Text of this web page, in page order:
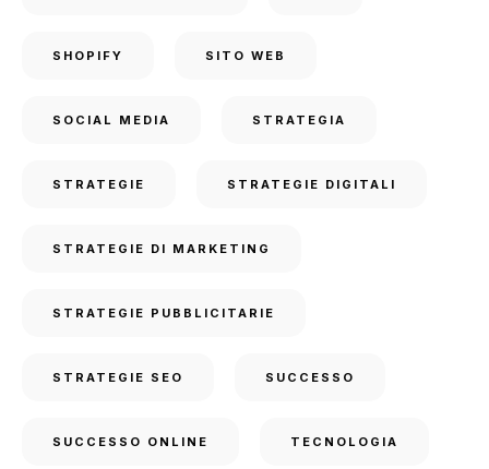
SHOPIFY SITO WEB
SOCIAL MEDIA STRATEGIA
STRATEGIE STRATEGIE DIGITALI
STRATEGIE DI MARKETING
STRATEGIE PUBBLICITARIE
STRATEGIE SEO SUCCESSO
SUCCESSO ONLINE TECNOLOGIA